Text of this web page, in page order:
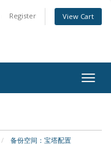
Register View Cart
备份空间：宝塔配置